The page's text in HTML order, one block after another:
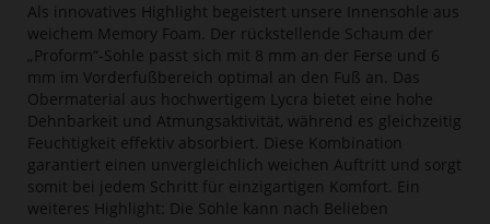
Als innovatives Highlight begeistert unsere Innensohle aus
weichem Memory Foam. Der rückstellende Schaum der
„Proform“-Sohle passt sich mit 8 mm an der Ferse und 6
mm im Vorderfußbereich optimal an den Fuß an. Das
Obermaterial aus hochwertigem Lycra bietet eine hohe
Dehnbarkeit und Atmungsaktivität, während es gleichzeitig
Feuchtigkeit effektiv absorbiert. Diese Kombination
garantiert einen unvergleichlich weichen Auftritt und sorgt
somit bei jedem Schritt für einzigartigen Komfort. Ein
weiteres Highlight: Die Sohle kann nach Belieben